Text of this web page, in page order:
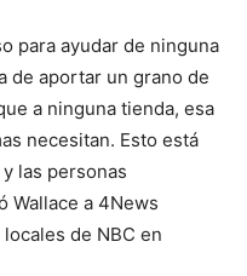
para ayudar de ninguna
de aportar un grano de
a ninguna tienda, esa
necesitan. Esto está
las personas
Wallace a 4News
de NBC en